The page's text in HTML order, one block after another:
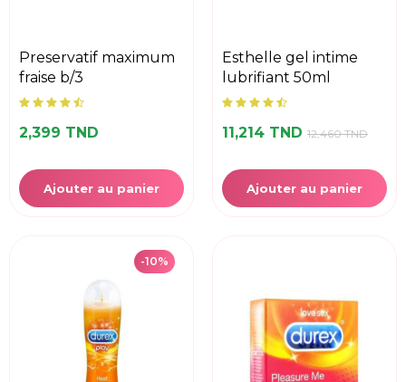
preservatif maximum
fraise b/3
2,399 TND
Ajouter au panier
esthelle gel intime
lubrifiant 50ml
11,214 TND 12,460 TND
Ajouter au panier
-10%